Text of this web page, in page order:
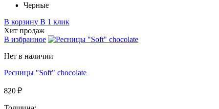
Черные
В корзину В 1 клик
Хит продаж
В избранное
Нет в наличии
Ресницы "Soft" chocolate
820 ₽